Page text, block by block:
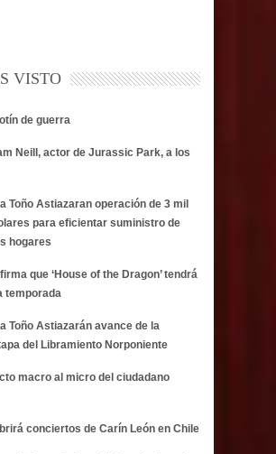
VISTO
de guerra
Neill, actor de Jurassic Park, a los
Toño Astiazaran operación de 3 mil
para eficientar suministro de
hogares
que ‘House of the Dragon’ tendrá
temporada
Toño Astiazarán avance de la
del Libramiento Norponiente
macro al micro del ciudadano
conciertos de Carín León en Chile